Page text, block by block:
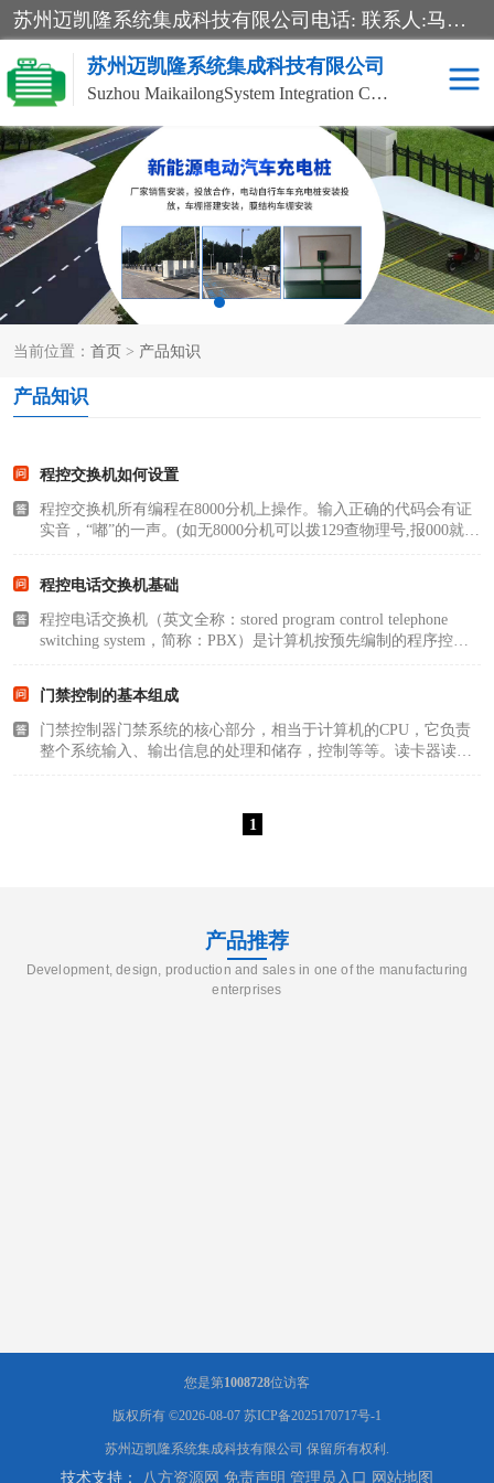
苏州迈凯隆系统集成科技有限公司电话: 联系人:马杰森 销售安装视频监控、报警系统、电话交换机、门禁考勤、巡更系统、呼叫对讲系统、停车场道闸、智能家居、广播系统、综合布线、办公设备、电子商务软件、网络工程、酒店门锁系列 系统集成、VOD视频点播、LED显示屏、节能产品、USP电源、收银机等弱电及智能化项目。
苏州迈凯隆系统集成科技有限公司
Suzhou MaikailongSystem Integration Co., Ltd.
当前位置： 首页 > 产品知识
产品知识
程控交换机如何设置
程控交换机所有编程在8000分机上操作。输入正确的代码会有证
实音，“嘟”的一声。(如无8000分机可以拨129查物理号,报000就是
能否..
程控电话交换机基础
程控电话交换机（英文全称：stored program control telephone
switching system，简称：PBX）是计算机按预先编制的程序控制
入输出部分..
门禁控制的基本组成
门禁控制器门禁系统的核心部分，相当于计算机的CPU，它负责
整个系统输入、输出信息的处理和储存，控制等等。读卡器读卡
1
产品推荐
Development, design, production and sales in one of the manufacturing
enterprises
您是第1008728位访客
版权所有 ©2026-08-07 苏ICP备2025170717号-1
苏州迈凯隆系统集成科技有限公司 保留所有权利.
技术支持： 八方资源网 免责声明 管理员入口 网站地图
非机动车充电桩 电瓶车充电桩
电动自行车充电桩 两轮电动车充电桩
充电桩